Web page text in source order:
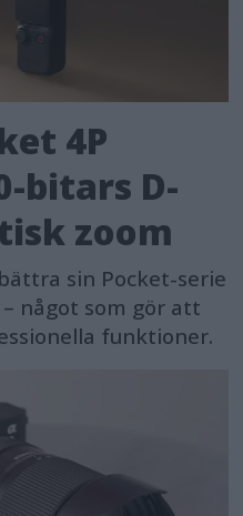
4P
bitars D-
zoom
sin Pocket-serie
något som gör att
funktioner.